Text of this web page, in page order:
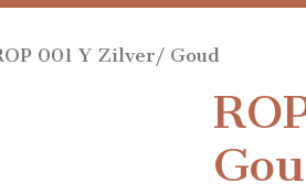
001 Y Zilver/ Goud